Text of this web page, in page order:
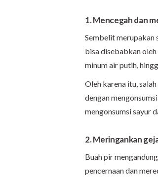
1. Mencegah dan
Sembelit merupakan
bisa disebabkan
minum air putih,
Oleh karena itu,
dengan
mengonsumsi sayur
2. Meringankan
Buah pir
pencernaan dan